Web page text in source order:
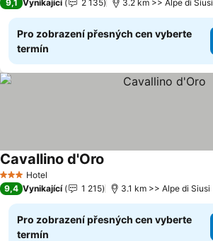
9,1 Vynikající 2 135 3.2 km >> Alpe di Siusi
Pro zobrazení přesných cen vyberte
termín
3 Počet hvězdiček
Hotel
Cavallino d'Oro
9,4 Vynikající 1 215 3.1 km >> Alpe di Siusi
Pro zobrazení přesných cen vyberte
termín